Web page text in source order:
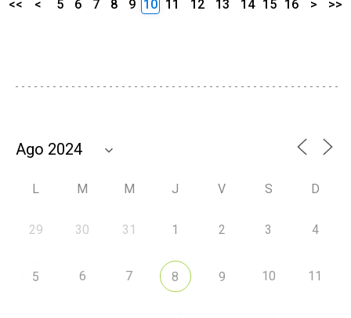
<< < 5 6 7 8 9 10 11 12 13 14 15 16 > >>
L M M J V S D
29 30 31 1 2 3 4
5 6 7 8 9 10 11